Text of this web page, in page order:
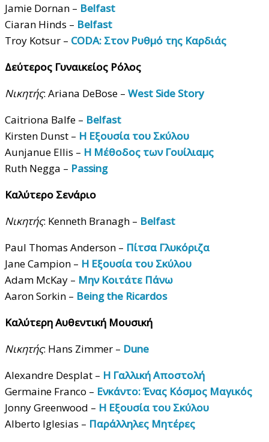
Jamie Dornan – Belfast
Ciaran Hinds – Belfast
Troy Kotsur – CODA: Στον Ρυθμό της Καρδιάς
Δεύτερος Γυναικείος Ρόλος
Νικητής: Ariana DeBose – West Side Story
Caitriona Balfe – Belfast
Kirsten Dunst – Η Εξουσία του Σκύλου
Aunjanue Ellis – Η Μέθοδος των Γουίλιαμς
Ruth Negga – Passing
Καλύτερο Σενάριο
Νικητής: Kenneth Branagh – Belfast
Paul Thomas Anderson – Πίτσα Γλυκόριζα
Jane Campion – Η Εξουσία του Σκύλου
Adam McKay – Μην Κοιτάτε Πάνω
Aaron Sorkin – Being the Ricardos
Καλύτερη Αυθεντική Μουσική
Νικητής: Hans Zimmer – Dune
Alexandre Desplat – Η Γαλλική Αποστολή
Germaine Franco – Ενκάντο: Ένας Κόσμος Μαγικός
Jonny Greenwood – Η Εξουσία του Σκύλου
Alberto Iglesias – Παράλληλες Μητέρες